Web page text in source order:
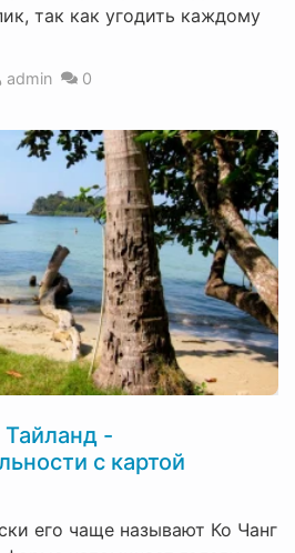
так как угодить каждому
admin 0
-
с картой
его чаще называют Ко Чанг